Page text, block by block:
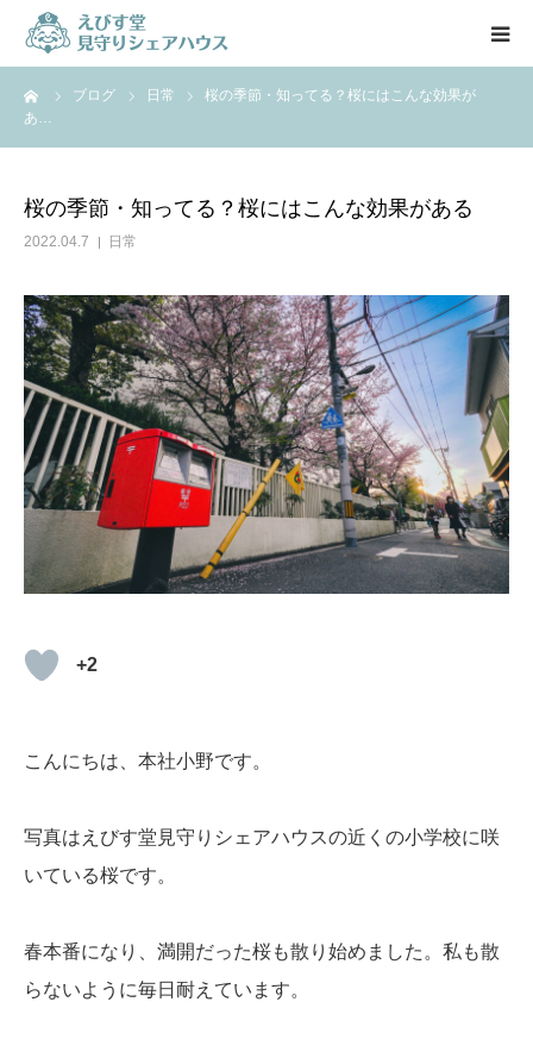
ブログ 日常
桜の季節・知ってる？桜にはこんな効果が
あ…
桜の季節・知ってる？桜にはこんな効果がある
2022.04.7 日常
+2
こんにちは、本社小野です。
写真はえびす堂見守りシェアハウスの近くの小学校に咲
いている桜です。
春本番になり、満開だった桜も散り始めました。私も散
らないように毎日耐えています。
HOME
施設紹介
料金案内
入居の流れ
スタッフ
お知らせ
ブログ